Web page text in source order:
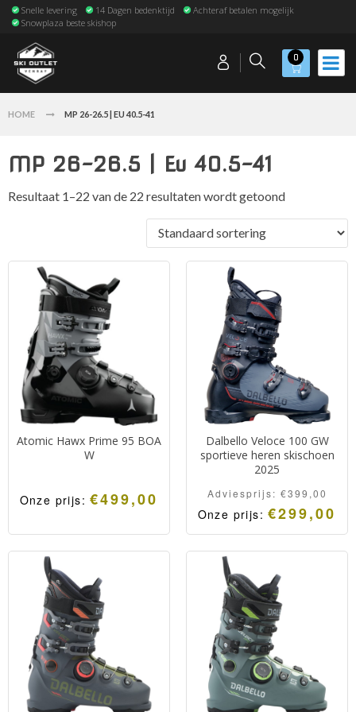
Snelle levering 14 Dagen bedenktijd
Achteraf betalen mogelijk
Snowplaza beste skishop
0
HOME MP 26-26.5 | EU 40.5-41
MP 26-26.5 | Eu 40.5-41
Resultaat 1–22 van de 22 resultaten wordt getoond
Atomic Hawx Prime 95 BOA
W
Onze prijs:€499,00
Dalbello Veloce 100 GW
sportieve heren skischoen
2025
Adviesprijs: €399,00
Onze prijs:€299,00